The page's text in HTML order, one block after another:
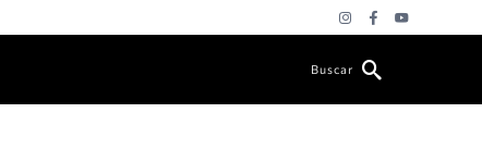
Buscar